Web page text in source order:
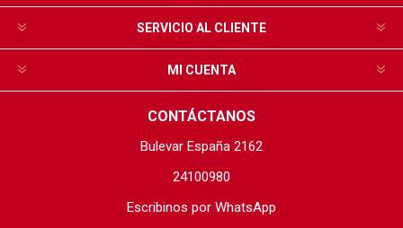
SERVICIO AL CLIENTE
MI CUENTA
CONTÁCTANOS
Bulevar España 2162
24100980
Escribinos por WhatsApp